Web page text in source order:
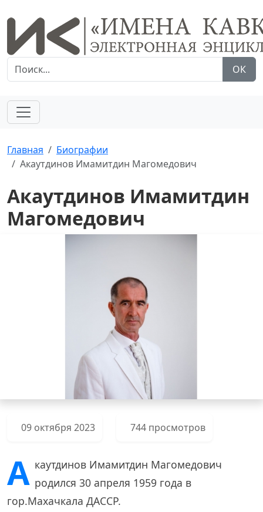
ОК
Главная
Биографии
Акаутдинов Имамитдин Магомедович
Акаутдинов Имамитдин
Магомедович
09 октября 2023 744 просмотров
А каутдинов Имамитдин Магомедович
родился 30 апреля 1959 года в
гор.Махачкала ДАССР.